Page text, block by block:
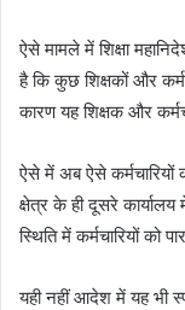
ऐसे मामले में शिक्षा
है कि कुछ शिक्षकों और
कारण यह शिक्षक और
ऐसे में अब ऐसे
क्षेत्र के ही दूसरे कार्यालय
स्थिति में कर्मचारियों को
यही नहीं आदेश में यह भी